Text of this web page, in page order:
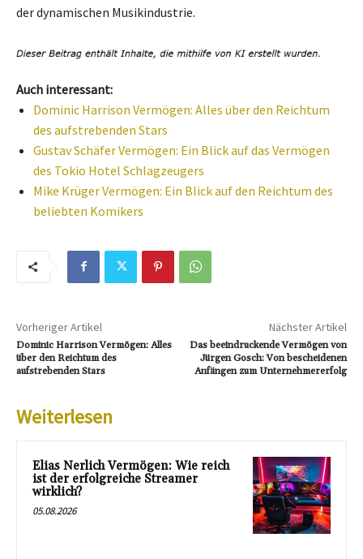
der dynamischen Musikindustrie.
Auch interessant:
Dominic Harrison Vermögen: Alles über den Reichtum
des aufstrebenden Stars
Gustav Schäfer Vermögen: Ein Blick auf das Vermögen
des Tokio Hotel Schlagzeugers
Mike Krüger Vermögen: Ein Blick auf den Reichtum des
beliebten Komikers
Vorheriger Artikel
Dominic Harrison Vermögen: Alles
über den Reichtum des
aufstrebenden Stars
Nächster Artikel
Das beeindruckende Vermögen von
Jürgen Gosch: Von bescheidenen
Anfängen zum Unternehmererfolg
Weiterlesen
Elias Nerlich Vermögen: Wie reich
ist der erfolgreiche Streamer
wirklich?
05.08.2026